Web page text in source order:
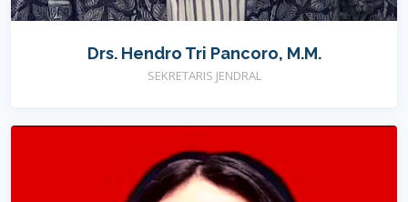
Drs. Hendro Tri Pancoro, M.M.
SEKRETARIS JENDRAL